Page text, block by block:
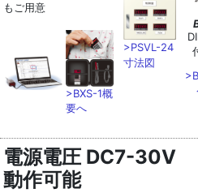
もご用意
>BXS-1概
要へ
>PSVL-24
寸法図
電源電圧 DC7-30V
動作可能